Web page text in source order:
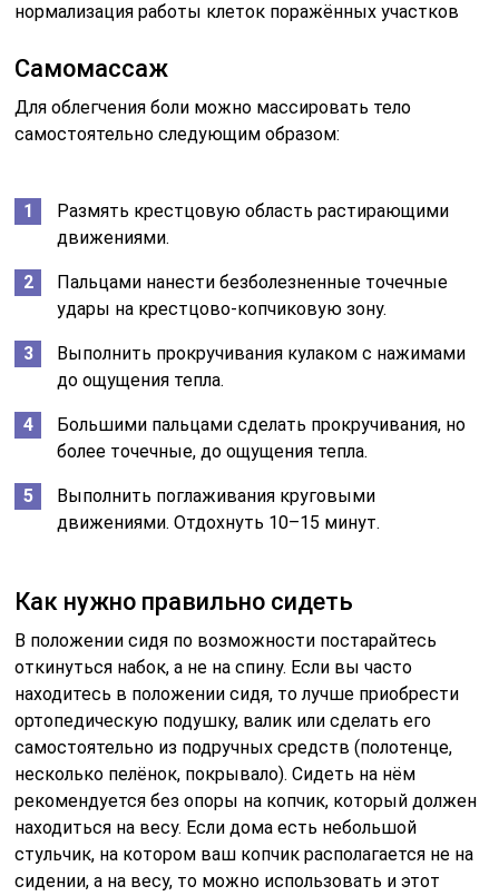
нормализация работы клеток поражённых участков
Самомассаж
Для облегчения боли можно массировать тело
самостоятельно следующим образом:
Размять крестцовую область растирающими
движениями.
Пальцами нанести безболезненные точечные
удары на крестцово-копчиковую зону.
Выполнить прокручивания кулаком с нажимами
до ощущения тепла.
Большими пальцами сделать прокручивания, но
более точечные, до ощущения тепла.
Выполнить поглаживания круговыми
движениями. Отдохнуть 10–15 минут.
Как нужно правильно сидеть
В положении сидя по возможности постарайтесь
откинуться набок, а не на спину. Если вы часто
находитесь в положении сидя, то лучше приобрести
ортопедическую подушку, валик или сделать его
самостоятельно из подручных средств (полотенце,
несколько пелёнок, покрывало). Сидеть на нём
рекомендуется без опоры на копчик, который должен
находиться на весу. Если дома есть небольшой
стульчик, на котором ваш копчик располагается не на
сидении, а на весу, то можно использовать и этот